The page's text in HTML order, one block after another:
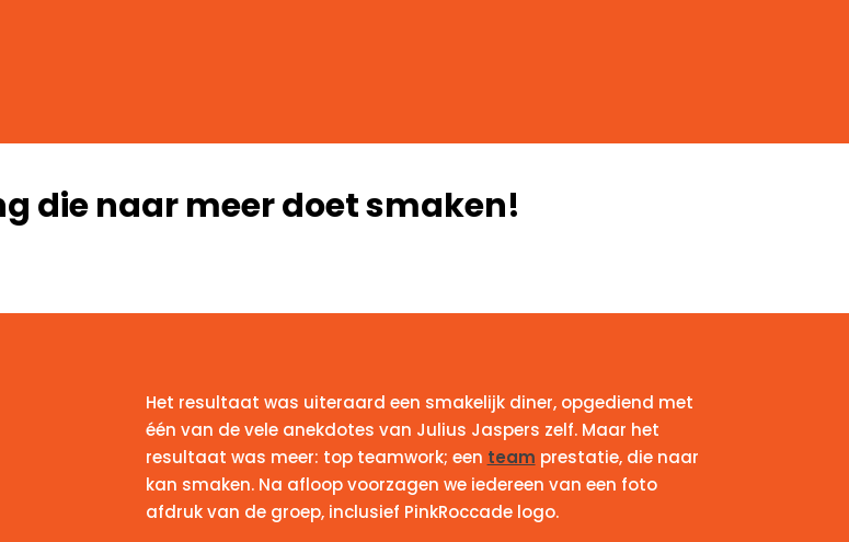
die naar meer doet smaken!
Het resultaat was uiteraard een smakelijk diner, opgediend met
één van de vele anekdotes van Julius Jaspers zelf. Maar het
resultaat was meer: top teamwork; een team prestatie, die naar
kan smaken. Na afloop voorzagen we iedereen van een foto
afdruk van de groep, inclusief PinkRoccade logo.